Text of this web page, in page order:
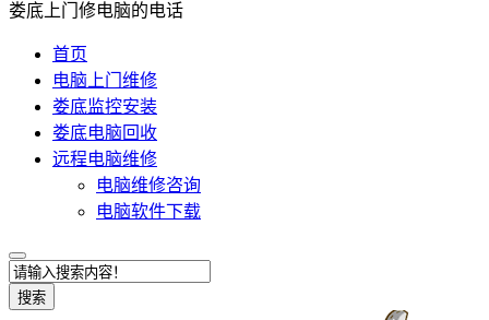
娄底上门修电脑的电话
首页
电脑上门维修
娄底监控安装
娄底电脑回收
远程电脑维修
电脑维修咨询
电脑软件下载
搜索